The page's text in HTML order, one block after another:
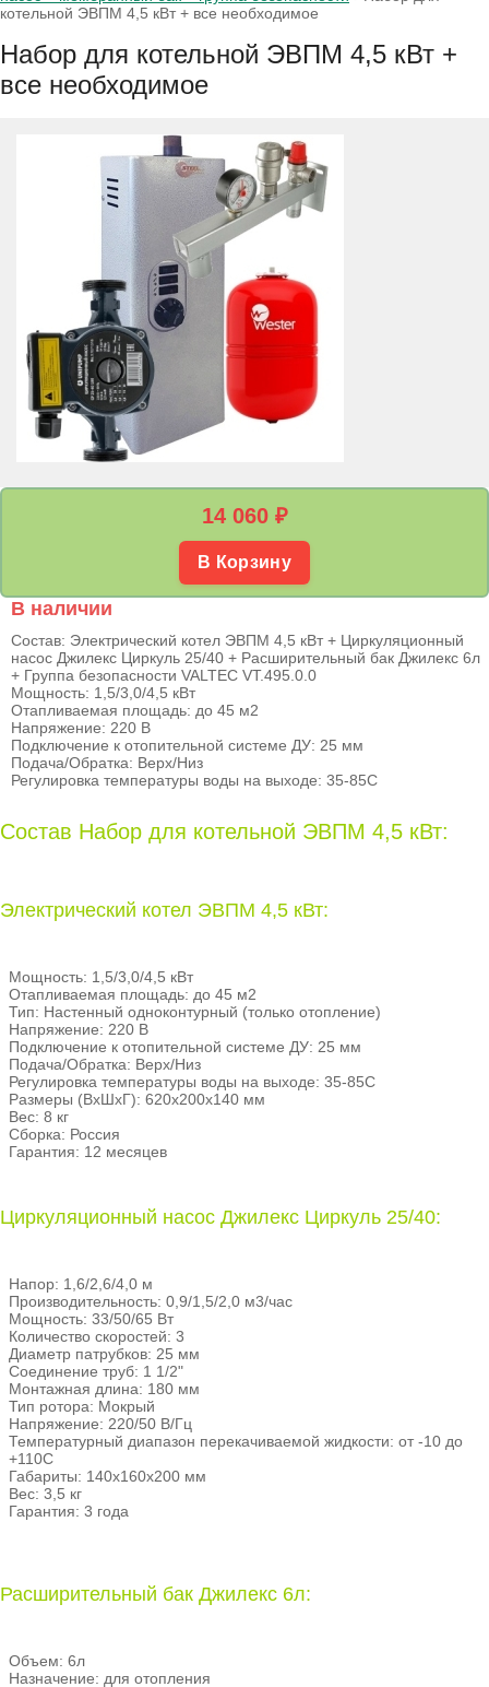
котельной ЭВПМ 4,5 кВт + все необходимое
Набор для котельной ЭВПМ 4,5 кВт +
все необходимое
14 060 ₽
В Корзину
В наличии
Состав: Электрический котел ЭВПМ 4,5 кВт + Циркуляционный
насос Джилекс Циркуль 25/40 + Расширительный бак Джилекс 6л
+ Группа безопасности VALTEC VT.495.0.0
Мощность: 1,5/3,0/4,5 кВт
Отапливаемая площадь: до 45 м2
Напряжение: 220 В
Подключение к отопительной системе ДУ: 25 мм
Подача/Обратка: Верх/Низ
Регулировка температуры воды на выходе: 35-85С
Состав Набор для котельной ЭВПМ 4,5 кВт:
Электрический котел ЭВПМ 4,5 кВт:
Мощность: 1,5/3,0/4,5 кВт
Отапливаемая площадь: до 45 м2
Тип: Настенный одноконтурный (только отопление)
Напряжение: 220 В
Подключение к отопительной системе ДУ: 25 мм
Подача/Обратка: Верх/Низ
Регулировка температуры воды на выходе: 35-85С
Размеры (ВхШхГ): 620х200х140 мм
Вес: 8 кг
Сборка: Россия
Гарантия: 12 месяцев
Циркуляционный насос Джилекс Циркуль 25/40:
Напор: 1,6/2,6/4,0 м
Производительность: 0,9/1,5/2,0 м3/час
Мощность: 33/50/65 Вт
Количество скоростей: 3
Диаметр патрубков: 25 мм
Соединение труб: 1 1/2"
Монтажная длина: 180 мм
Тип ротора: Мокрый
Напряжение: 220/50 В/Гц
Температурный диапазон перекачиваемой жидкости: от -10 до
+110С
Габариты: 140х160х200 мм
Вес: 3,5 кг
Гарантия: 3 года
Расширительный бак Джилекс 6л:
Объем: 6л
Назначение: для отопления